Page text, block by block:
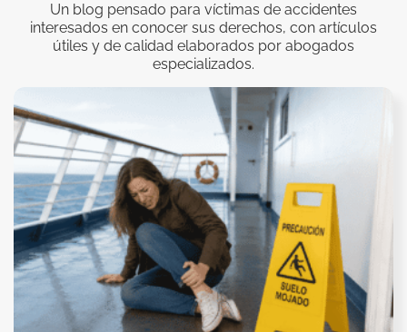
Un blog pensado para víctimas de accidentes
interesados en conocer sus derechos, con artículos
útiles y de calidad elaborados por abogados
especializados.